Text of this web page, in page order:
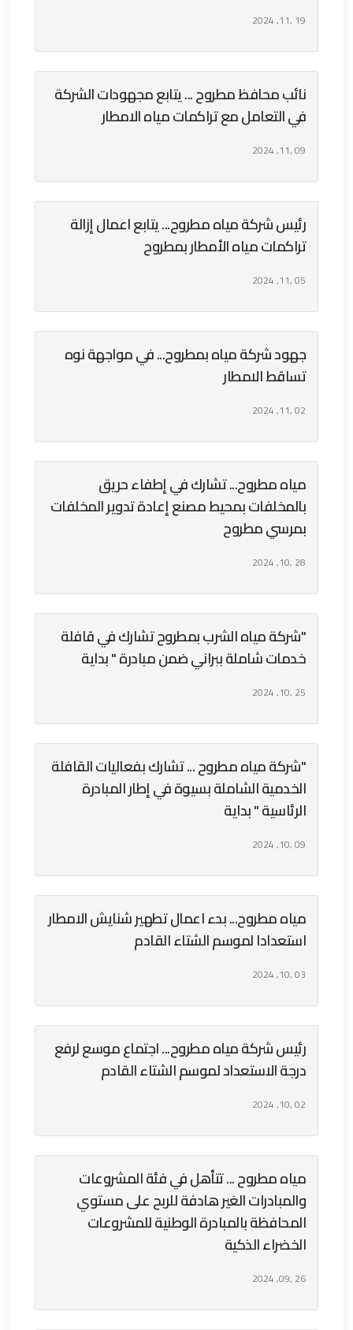
19 ,11, 2024
نائب محافظ مطروح ... يتابع مجهودات الشركة
في التعامل مع تراكمات مياه الامطار
09 ,11, 2024
رئيس شركة مياه مطروح... يتابع اعمال إزالة
تراكمات مياه الأمطار بمطروح
05 ,11, 2024
جهود شركة مياه بمطروح... في مواجهة نوه
تساقط الامطار
02 ,11, 2024
مياه مطروح... تشارك في إطفاء حريق
بالمخلفات بمحيط مصنع إعادة تدوير المخلفات
بمرسي مطروح
28 ,10, 2024
"شركة مياه الشرب بمطروح تشارك في قافلة
خدمات شاملة ببراني ضمن مبادرة " بداية
25 ,10, 2024
"شركة مياه مطروح ... تشارك بفعاليات القافلة
الخدمية الشاملة بسيوة في إطار المبادرة
الرئاسية " بداية
09 ,10, 2024
مياه مطروح... بدء اعمال تطهير شنايش الامطار
استعدادا لموسم الشتاء القادم
03 ,10, 2024
رئيس شركة مياه مطروح... اجتماع موسع لرفع
درجة الاستعداد لموسم الشتاء القادم
02 ,10, 2024
مياه مطروح ... تتأهل في فئة المشروعات
والمبادرات الغير هادفة للربح على مستوي
المحافظة بالمبادرة الوطنية للمشروعات
الخضراء الذكية
26 ,09, 2024